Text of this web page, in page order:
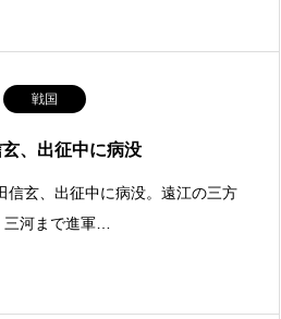
戦国
、出征中に病没
玄、出征中に病没。遠江の三方
河まで進軍…